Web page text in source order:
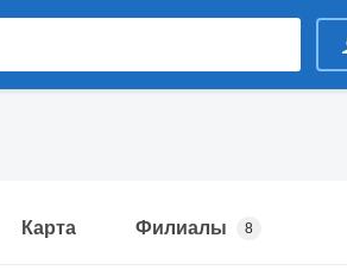
Карта Филиалы 8